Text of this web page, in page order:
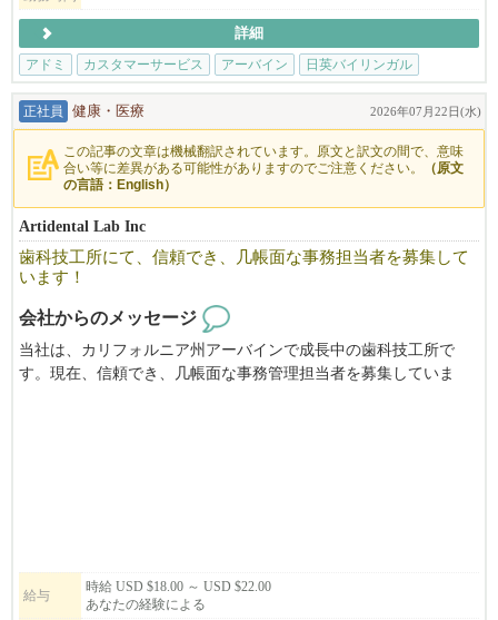
詳細
アドミ
カスタマーサービス アーバイン 日英バイリンガル
正社員 健康・医療 2026年07月22日(水)
この記事の文章は機械翻訳されています。原文と訳文の間で、意味
合い等に差異がある可能性がありますのでご注意ください。
（原文
の言語：English）
Artidental Lab Inc
歯科技工所にて、信頼でき、几帳面な事務担当者を募集して
います！
会社からのメッセージ
当社は、カリフォルニア州アーバインで成長中の歯科技工所で
す。現在、信頼でき、几帳面な事務管理担当者を募集していま
給与
時給 USD $18.00 ～ USD $22.00
あなたの経験による